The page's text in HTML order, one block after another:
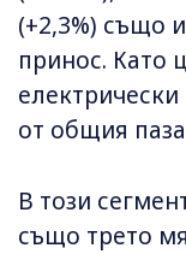
(+2,3%) също
принос. Като
от общия
В този
също трето